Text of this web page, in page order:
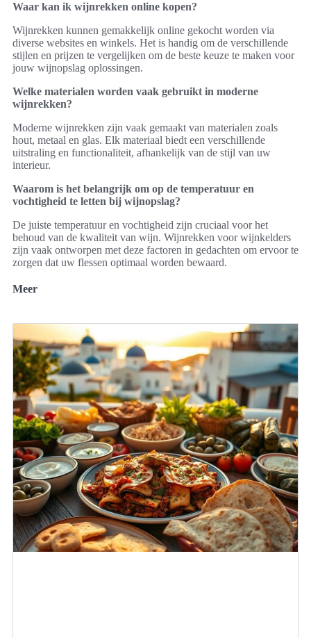
Waar kan ik wijnrekken online kopen?
Wijnrekken kunnen gemakkelijk online gekocht worden via
diverse websites en winkels. Het is handig om de verschillende
stijlen en prijzen te vergelijken om de beste keuze te maken voor
jouw wijnopslag oplossingen.
Welke materialen worden vaak gebruikt in moderne
wijnrekken?
Moderne wijnrekken zijn vaak gemaakt van materialen zoals
hout, metaal en glas. Elk materiaal biedt een verschillende
uitstraling en functionaliteit, afhankelijk van de stijl van uw
interieur.
Waarom is het belangrijk om op de temperatuur en
vochtigheid te letten bij wijnopslag?
De juiste temperatuur en vochtigheid zijn cruciaal voor het
behoud van de kwaliteit van wijn. Wijnrekken voor wijnkelders
zijn vaak ontworpen met deze factoren in gedachten om ervoor te
zorgen dat uw flessen optimaal worden bewaard.
Meer